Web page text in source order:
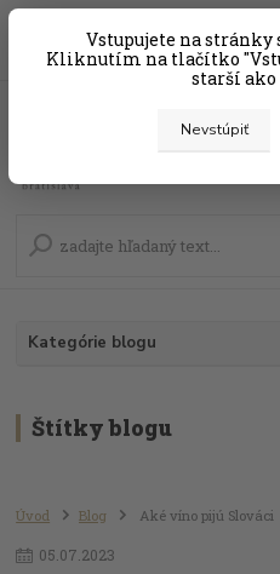
Vstupujete na stránky
Kliknutím na tlačítko
starší ako
Nevstúpiť
+421 (0) 31 56 25 377-8
Kategórie blogu
Štítky blogu
Úvod Blog Aké víno pijú Slováci
05.07.2023